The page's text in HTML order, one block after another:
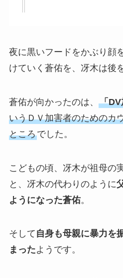
夜に黒いフードをかぶり顔
けていく蒼佑を、冴木は後
蒼佑が向かったのは、 「DV
いうＤＶ加害者のためのカ
ところでした。
こどもの頃、冴木が祖母の
と、冴木の代わりのように
ようになった蒼佑。
そして 自身も母親に暴力を
まったようです。